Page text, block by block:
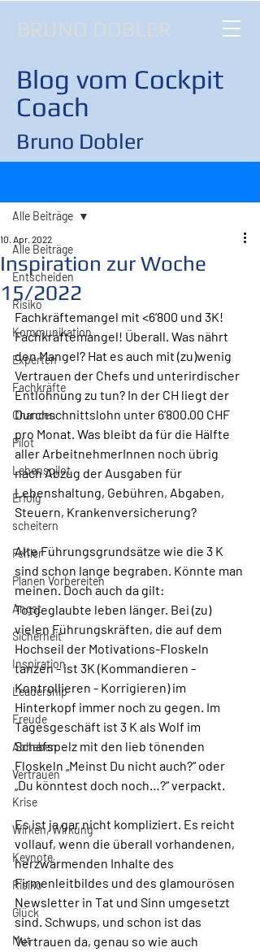
BRUNO DOBLER
Blog vom Cockpit
Coach
Bruno Dobler
Alle Beiträge
Entscheiden
Risiko
Kommunikation
Experten
Fachkräfte
Chancen
Pilot
Lebenspilot
Erfolg
scheitern
Fehler
Planen Vorbereiten
Angst
Sicherheit
Inspiration
Leadership
Freude
Abheben
Vertrauen
Krise
Wirken, Wirkung
Keynote
Risiko
Glück
Mut
Alle Beiträge
Inspiration zur Woche
15/2022
10. Apr. 2022
Fachkräftemangel mit <6‘800 und 3K!
Fachkräftemangel! Überall. Was nährt
den Mangel? Hat es auch mit (zu)wenig
Vertrauen der Chefs und unterirdischer
Entlöhnung zu tun? In der CH liegt der
Durchschnittslohn unter 6’800.00 CHF
pro Monat. Was bleibt da für die Hälfte
aller ArbeitnehmerInnen noch übrig
nach Abzug der Ausgaben für
Lebenshaltung, Gebühren, Abgaben,
Steuern, Krankenversicherung?
Alte Führungsgrundsätze wie die 3 K
sind schon lange begraben. Könnte man
meinen. Doch auch da gilt:
Totgeglaubte leben länger. Bei (zu)
vielen Führungskräften, die auf dem
Hochseil der Motivations-Floskeln
tanzen - ist 3K (Kommandieren -
Kontrollieren - Korrigieren) im
Hinterkopf immer noch zu gegen. Im
Tagesgeschäft ist 3 K als Wolf im
Schafspelz mit den lieb tönenden
Floskeln „Meinst Du nicht auch?“ oder
„Du könntest doch noch…?“ verpackt.
Es ist ja gar nicht kompliziert. Es reicht
vollauf, wenn die überall vorhandenen,
herzwärmenden Inhalte des
Firmenleitbildes und des glamourösen
Newsletter in Tat und Sinn umgesetzt
sind. Schwups, und schon ist das
Vertrauen da, genau so wie auch